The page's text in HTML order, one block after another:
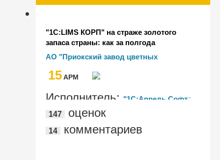
"1С:LIMS КОРП" на страже золотого
запаса страны: как за полгода
автоматизировать высокоточные
лаборатории с использованием
сложных ГОСТов
АО "Приокский завод цветных
15AРМ
Исполнитель: "1С:Апрель Софт"
147
оценок
14 комментариев